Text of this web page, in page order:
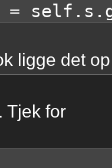
ligge det
Tjek for